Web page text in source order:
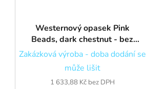
Westernový opasek Pink
Beads, dark chestnut - bez
přezky
Zakázková výroba - doba dodání se
může lišit
1 633,88 Kč bez DPH